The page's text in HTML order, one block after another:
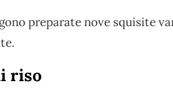
preparate nove squisite
riso